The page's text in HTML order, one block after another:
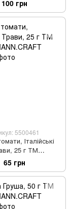
100 грн
5500461
Італійські
25 г ТМ
65 грн